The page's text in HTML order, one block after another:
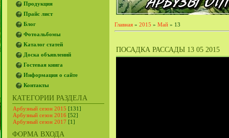
Продукция
Прайс лист
Блог
Фотоальбомы
Каталог статей
Доска объявлений
Гостевая книга
Информация о сайте
Контакты
КАТЕГОРИИ РАЗДЕЛА
Арбузный сезон 2015 [131]
Арбузный сезон 2016 [52]
Арбузный сезон 2017 [1]
ФОРМА ВХОДА
Главная » 2015 » Май » 13
ПОСАДКА РАССАДЫ 13 05 2015